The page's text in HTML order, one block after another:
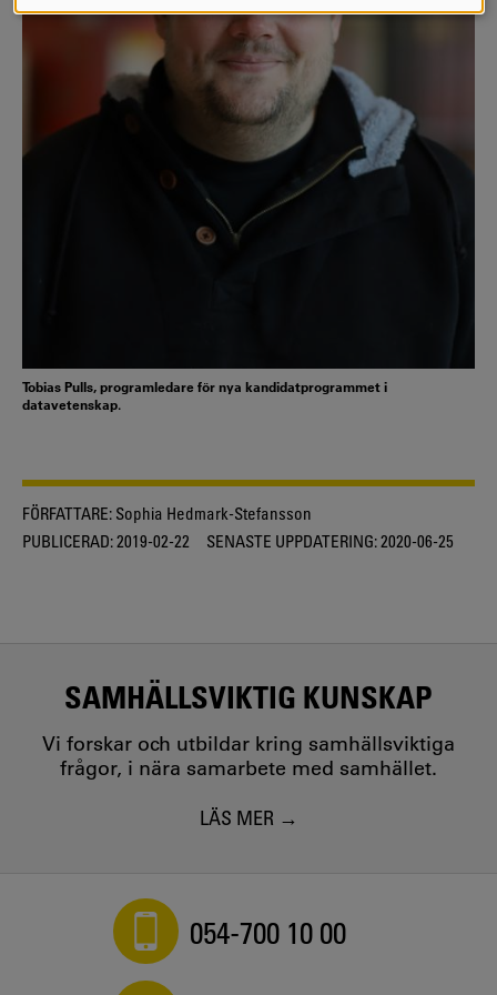
Tobias Pulls, programledare för nya kandidatprogrammet i
datavetenskap.
FÖRFATTARE: Sophia Hedmark-Stefansson
PUBLICERAD:2019-02-22 SENASTE UPPDATERING:2020-06-25
SAMHÄLLSVIKTIG KUNSKAP
Vi forskar och utbildar kring samhällsviktiga
frågor, i nära samarbete med samhället.
LÄS MER
054-700 10 00